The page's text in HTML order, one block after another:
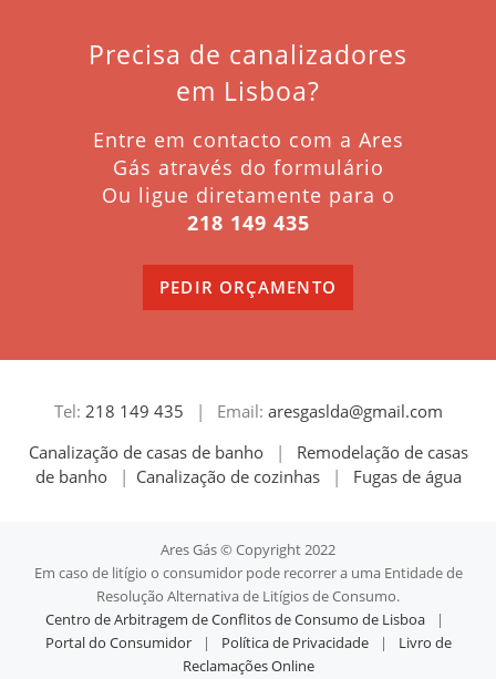
Precisa de canalizadores
em Lisboa?
Entre em contacto com a Ares
Gás através do formulário
Ou ligue diretamente para o
218 149 435
PEDIR ORÇAMENTO
Tel: 218 149 435 | Email: aresgaslda@gmail.com
Canalização de casas de banho
|
Remodelação de casas
de banho
| Canalização de cozinhas | Fugas de água
Ares Gás © Copyright 2022
Em caso de litígio o consumidor pode recorrer a uma Entidade de
Resolução Alternativa de Litígios de Consumo.
Centro de Arbitragem de Conflitos de Consumo de Lisboa
|
Portal do Consumidor
| Política de Privacidade |
Livro de
Reclamações Online